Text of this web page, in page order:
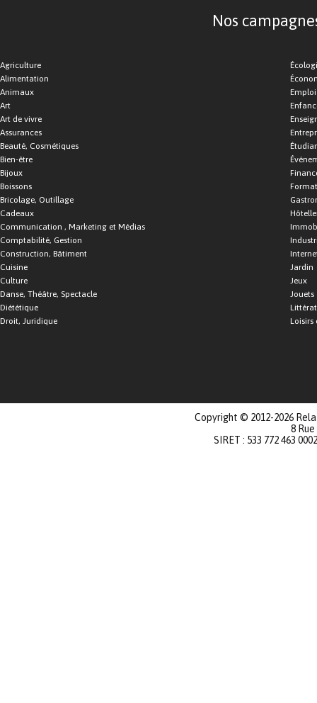
Nos
Agriculture
Alimentation
Animaux
Art
Art de vivre
Assurances
Beauté, Cosmétiques
Bien-être
Bijoux
Boissons
Bricolage, Outillage
Cadeaux
Communication , Marketing et Médias
Comptabilité, Gestion
Construction, Bâtiment
Cuisine
Culture
Danse, Théâtre, Spectacle
Diététique
Droit, Juridique
Emploi
Jardin
Jeux
Jouets
Loisirs
Copyright © 2012-2026
8
SIRET : 533 772 463